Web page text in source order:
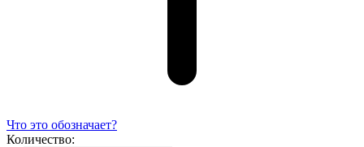
Что это обозначает?
Количество: